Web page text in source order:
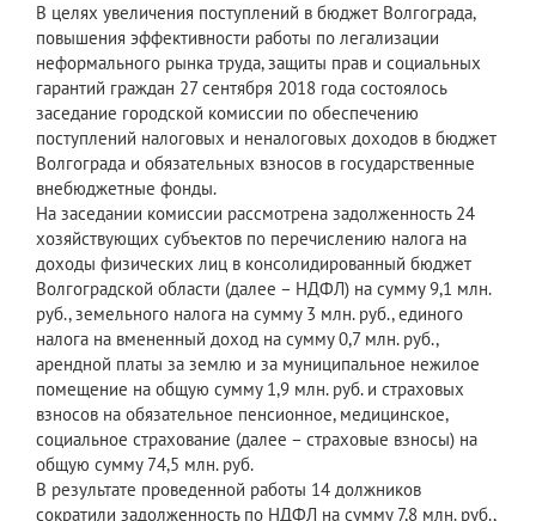
В целях увеличения поступлений в бюджет Волгограда,
повышения эффективности работы по легализации
неформального рынка труда, защиты прав и социальных
гарантий граждан 27 сентября 2018 года состоялось
заседание городской комиссии по обеспечению
поступлений налоговых и неналоговых доходов в бюджет
Волгограда и обязательных взносов в государственные
внебюджетные фонды.
На заседании комиссии рассмотрена задолженность 24
хозяйствующих субъектов по перечислению налога на
доходы физических лиц в консолидированный бюджет
Волгоградской области (далее – НДФЛ) на сумму 9,1 млн.
руб., земельного налога на сумму 3 млн. руб., единого
налога на вмененный доход на сумму 0,7 млн. руб.,
арендной платы за землю и за муниципальное нежилое
помещение на общую сумму 1,9 млн. руб. и страховых
взносов на обязательное пенсионное, медицинское,
социальное страхование (далее – страховые взносы) на
общую сумму 74,5 млн. руб.
В результате проведенной работы 14 должников
сократили задолженность по НДФЛ на сумму 7,8 млн. руб.,